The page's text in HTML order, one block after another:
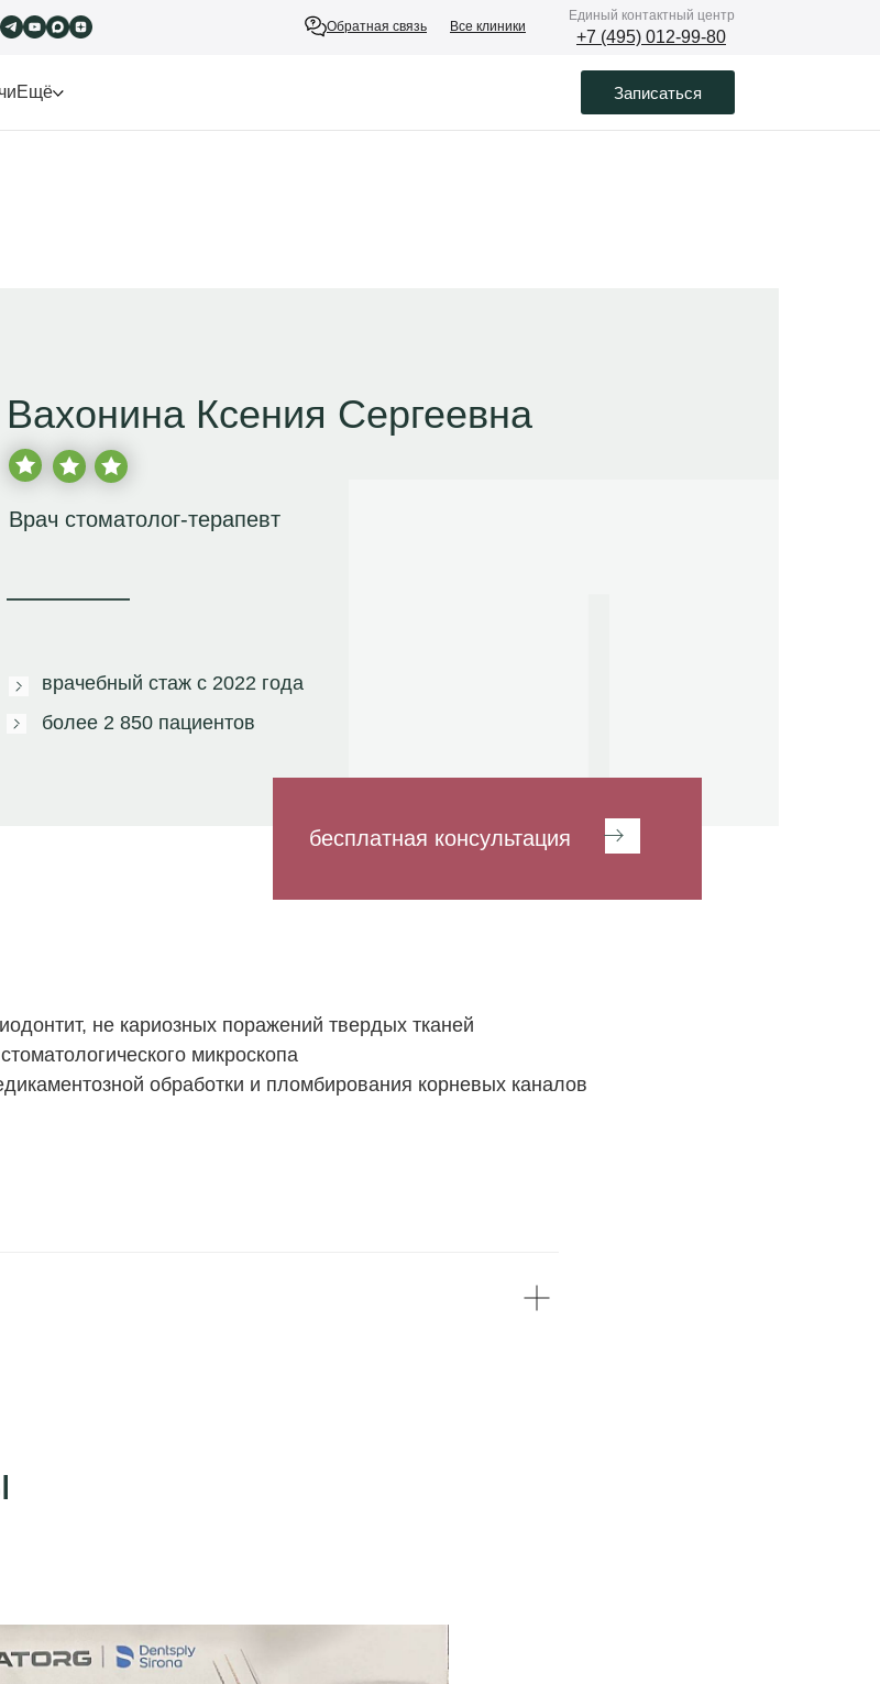
Обратная связь Все клиники
Eдиный контактный центр
+7 (495) 012-99-80
Ещё Записаться
Вахонина Ксения Сергеевна
врачебный стаж с 2022 года
более 2 850 пациентов
Врач стоматолог-терапевт
бесплатная консультация
не кариозных поражений твердых тканей
микроскопа
обработки и пломбирования корневых каналов